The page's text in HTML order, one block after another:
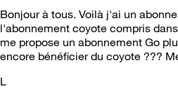
Bonjour à tous. Voilà j'ai un
l'abonnement coyote compris
me propose un abonnement Go
encore bénéficier du coyote ???
L